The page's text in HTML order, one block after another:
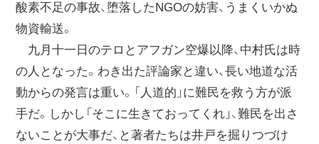
酸素不足の事故、堕落したNGOの妨害、うまくいかぬ
物資輸送。
九月十一日のテロとアフガン空爆以降、中村氏は時
の人となった。わき出た評論家と違い、長い地道な活
動からの発言は重い。「人道的」に難民を救う方が派
手だ。しかし「そこに生きておってくれ」、難民を出さ
ないことが大事だ、と著者たちは井戸を掘りつづけ